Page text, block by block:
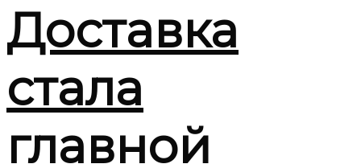
Доставка
стала
главной